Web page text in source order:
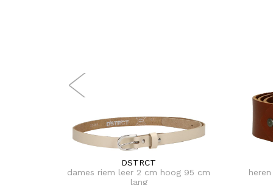
DSTRCT
dames riem leer 2 cm hoog 95 cm
lang